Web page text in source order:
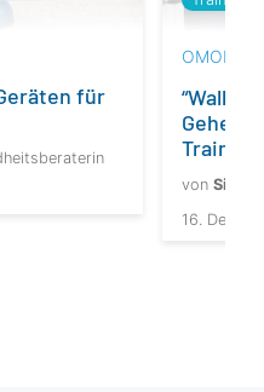
für
“Walk-
Gehen
von Silvia
16.